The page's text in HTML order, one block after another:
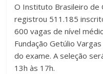
O Instituto Brasileiro de
registrou 511.185
600 vagas de nível
Fundação Getúlio
do exame. A seleção
13h às 17h.